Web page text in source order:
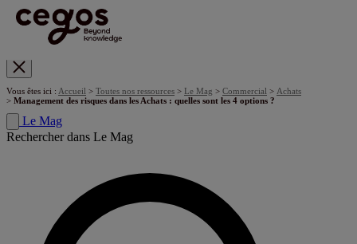
Vous êtes ici : Accueil > Toutes nos ressources > Le Mag > Commercial > Achats
> Management des risques dans les Achats : quelles sont les 4 options ?
Le Mag
Rechercher dans Le Mag